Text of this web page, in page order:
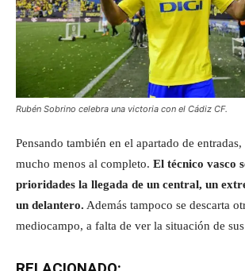
Rubén Sobrino celebra una victoria con el Cádiz CF.
Pensando también en el apartado de
mucho menos al completo. El técnico vasco
prioridades la llegada de un central, un
un delantero. Además tampoco se descarta
mediocampo, a falta de ver la situación de